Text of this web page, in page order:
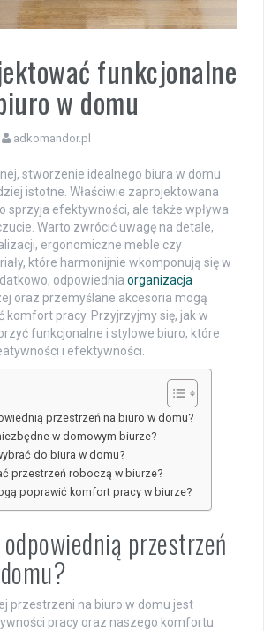
funkcjonalne
w domu
adkomandor.pl
stworzenie idealnego biura w domu
istotne. Właściwie zaprojektowana
sprzyja efektywności, ale także wpływa
Warto zwrócić uwagę na detale,
ergonomiczne meble czy
które harmonijnie wkomponują się w
odpowiednia organizacja
oraz przemyślane akcesoria mogą
komfort pracy. Przyjrzyjmy się, jak w
funkcjonalne i stylowe biuro, które
i efektywności.
przestrzeń na biuro w domu?
w domowym biurze?
do biura w domu?
przestrzeń roboczą w biurze?
poprawić komfort pracy w biurze?
przestrzeń
przestrzeni na biuro w domu jest
pracy oraz naszego komfortu.